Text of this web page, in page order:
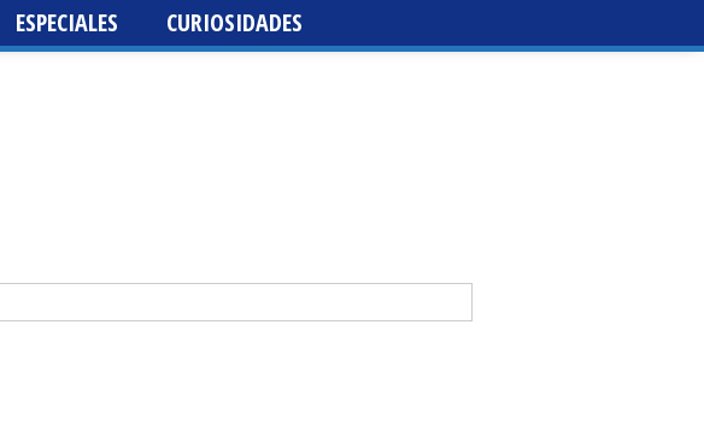
ESPECIALES CURIOSIDADES
Los Planetas, Luz Casal y Abraham Mateo lideran la tercera